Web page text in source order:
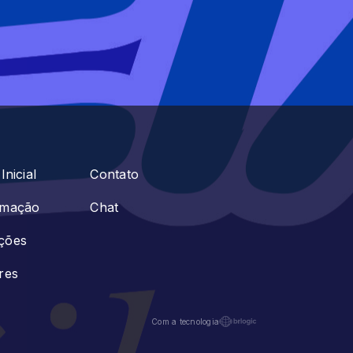
Contato
Chat
Com a tecnologia